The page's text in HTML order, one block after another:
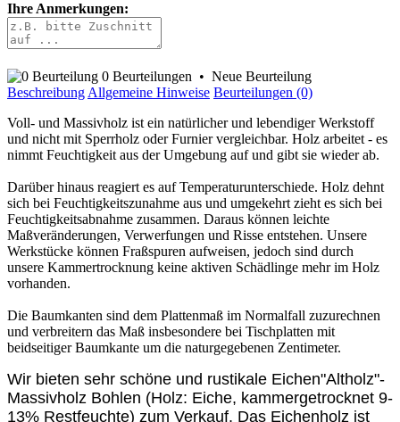
Ihre Anmerkungen:
0 Beurteilungen • Neue Beurteilung
Beschreibung Allgemeine Hinweise Beurteilungen (0)
Voll- und Massivholz ist ein natürlicher und lebendiger Werkstoff
und nicht mit Sperrholz oder Furnier vergleichbar. Holz arbeitet - es
nimmt Feuchtigkeit aus der Umgebung auf und gibt sie wieder ab.
Darüber hinaus reagiert es auf Temperaturunterschiede. Holz dehnt
sich bei Feuchtigkeitszunahme aus und umgekehrt zieht es sich bei
Feuchtigkeitsabnahme zusammen. Daraus können leichte
Maßveränderungen, Verwerfungen und Risse entstehen. Unsere
Werkstücke können Fraßspuren aufweisen, jedoch sind durch
unsere Kammertrocknung keine aktiven Schädlinge mehr im Holz
vorhanden.
Die Baumkanten sind dem Plattenmaß im Normalfall zuzurechnen
und verbreitern das Maß insbesondere bei Tischplatten mit
beidseitiger Baumkante um die naturgegebenen Zentimeter.
Wir bieten sehr schöne und rustikale Eichen"Altholz"-
Massivholz Bohlen (Holz: Eiche, kammergetrocknet 9-
13% Restfeuchte) zum Verkauf. Das Eichenholz ist